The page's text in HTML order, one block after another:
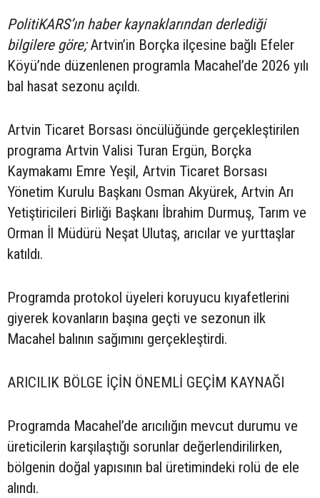
PolitiKARS’ın haber kaynaklarından derlediği
bilgilere göre;Artvin’in Borçka ilçesine bağlı Efeler
Köyü’nde düzenlenen programla Macahel’de 2026 yılı
bal hasat sezonu açıldı.
Artvin Ticaret Borsası öncülüğünde gerçekleştirilen
programa Artvin Valisi Turan Ergün, Borçka
Kaymakamı Emre Yeşil, Artvin Ticaret Borsası
Yönetim Kurulu Başkanı Osman Akyürek, Artvin Arı
Yetiştiricileri Birliği Başkanı İbrahim Durmuş, Tarım ve
Orman İl Müdürü Neşat Ulutaş, arıcılar ve yurttaşlar
katıldı.
Programda protokol üyeleri koruyucu kıyafetlerini
giyerek kovanların başına geçti ve sezonun ilk
Macahel balının sağımını gerçekleştirdi.
ARICILIK BÖLGE İÇİN ÖNEMLİ GEÇİM KAYNAĞI
Programda Macahel’de arıcılığın mevcut durumu ve
üreticilerin karşılaştığı sorunlar değerlendirilirken,
bölgenin doğal yapısının bal üretimindeki rolü de ele
alındı.